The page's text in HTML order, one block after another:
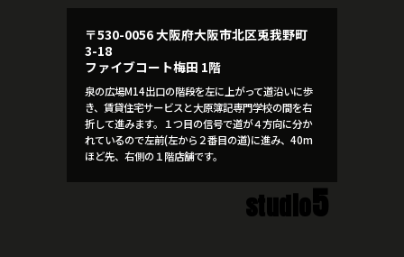
〒530-0056 大阪府大阪市北区兎我野町
3-18
ファイブコート梅田 1階
泉の広場M14出口の階段を左に上がって道沿いに歩
き、賃貸住宅サービスと大原簿記専門学校の間を右
折して進みます。１つ目の信号で道が４方向に分か
れているので左前(左から２番目の道)に進み、40m
ほど先、右側の１階店舗です。
studio5